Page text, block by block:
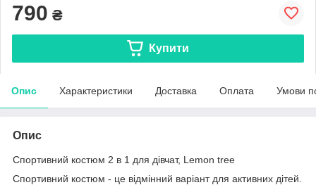
790 ₴
Купити
Опис Характеристики Доставка Оплата Умови
Опис
Спортивний костюм 2 в 1 для дівчат, Lemon tree
Спортивний костюм - це відмінний варіант для активних дітей.